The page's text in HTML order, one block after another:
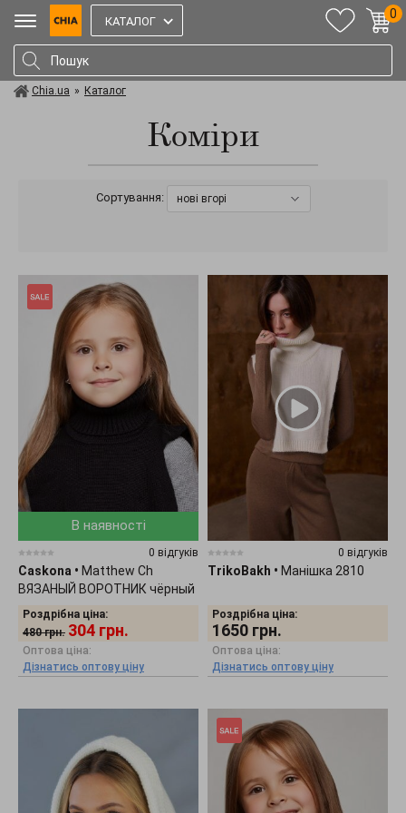
КАТАЛОГ
0
Chia.ua » Каталог
Коміри
Сортування: нові вгорі
В наявності
0 відгуків
Caskona • Matthew Ch
ВЯЗАНЫЙ ВОРОТНИК чёрный
CS 131701
Роздрібна ціна:
480 грн. 304 грн.
Оптова ціна:
Дізнатись оптову ціну
0 відгуків
TrikoBakh • Манішка 2810
Роздрібна ціна:
1650 грн.
Оптова ціна:
Дізнатись оптову ціну